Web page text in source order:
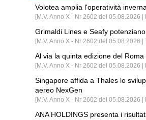
Volotea amplia l'operatività
[M.V. Anno X - Nr 2602 del 05.08.2026 |
Grimaldi Lines e Seafy
[M.V. Anno X - Nr 2602 del 05.08.2026 |
Al via la quinta edizione del
[M.V. Anno X - Nr 2602 del 05.08.2026 |
Singapore affida a Thales lo
aereo NexGen
[M.V. Anno X - Nr 2602 del 05.08.2026
ANA HOLDINGS presenta i